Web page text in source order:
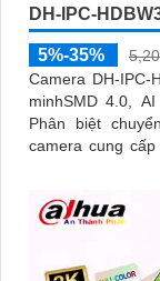
DH-IPC-
5%-35%
Camera DH-IPC-
minhSMD 4.0,
Phân biệt
camera cung